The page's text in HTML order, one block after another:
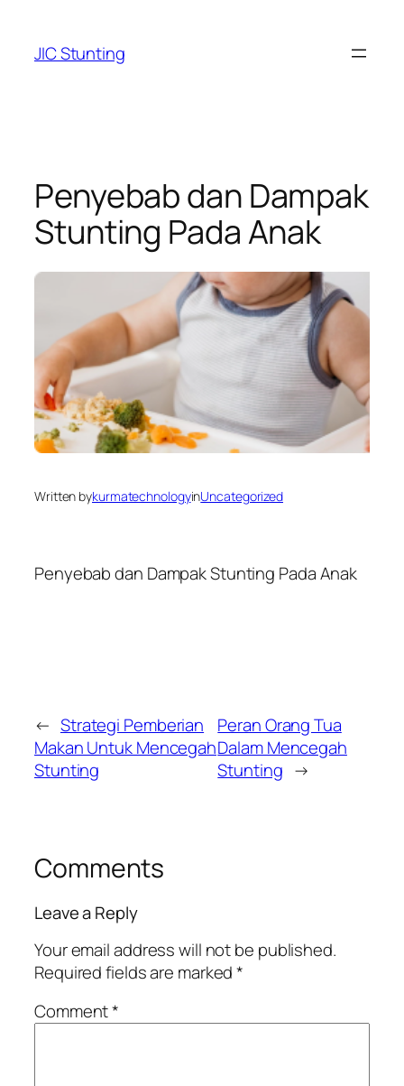
content
JIC Stunting
Penyebab dan Dampak
Stunting Pada Anak
Written bykurmatechnologyinUncategorized
Penyebab dan Dampak Stunting Pada Anak
← Strategi Pemberian
Makan Untuk Mencegah
Stunting
Peran Orang Tua
Dalam Mencegah
Stunting →
Comments
Leave a Reply
Your email address will not be published.
Required fields are marked*
Comment*